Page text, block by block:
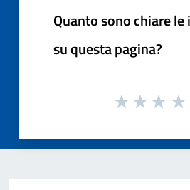
Quanto sono chiare
su questa pagina?